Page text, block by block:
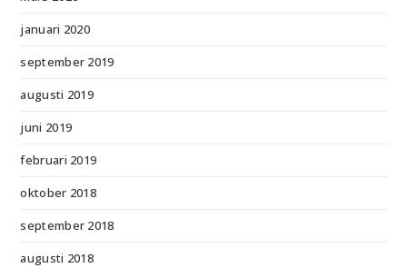
januari 2020
september 2019
augusti 2019
juni 2019
februari 2019
oktober 2018
september 2018
augusti 2018